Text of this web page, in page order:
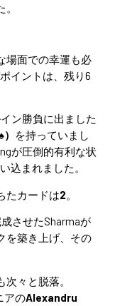
場面での幸運も必
イントは、残り6
ン勝負に出ました
を持っていまし
が圧倒的有利な状
込まれました。
たカードは2。
させたSharmaが
を築き上げ、その
々と脱落。
アのAlexandru